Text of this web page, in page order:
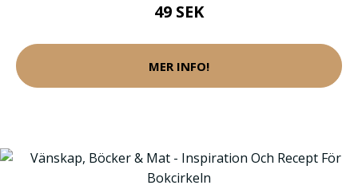
49 SEK
MER INFO!